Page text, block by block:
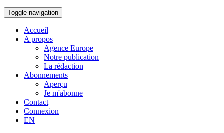
Toggle navigation
Accueil
A propos
Agence Europe
Notre publication
La rédaction
Abonnements
Aperçu
Je m'abonne
Contact
Connexion
EN